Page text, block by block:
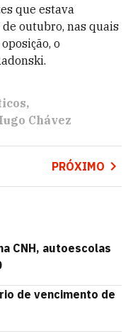
que estava
outubro, nas quais
o
Chávez
PRÓXIMO
CNH, autoescolas
de vencimento de